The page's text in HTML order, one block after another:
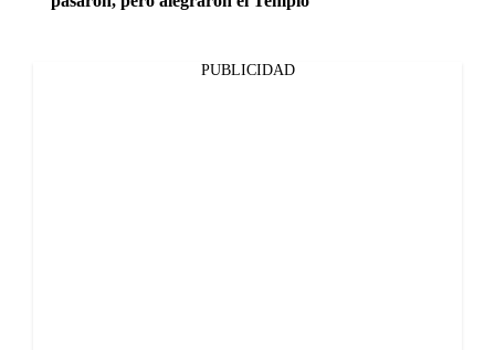
PUBLICIDAD